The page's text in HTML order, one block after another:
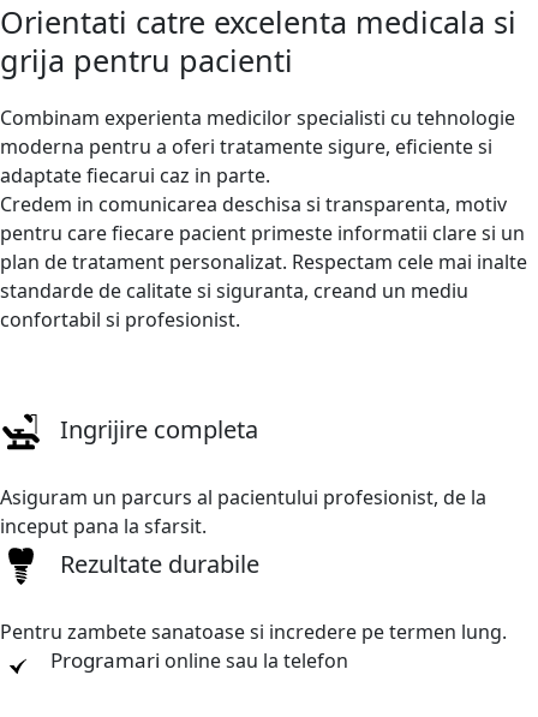
Orientati catre excelenta medicala si
grija pentru pacienti
Combinam experienta medicilor specialisti cu tehnologie
moderna pentru a oferi tratamente sigure, eficiente si
adaptate fiecarui caz in parte.
Credem in comunicarea deschisa si transparenta, motiv
pentru care fiecare pacient primeste informatii clare si un
plan de tratament personalizat. Respectam cele mai inalte
standarde de calitate si siguranta, creand un mediu
confortabil si profesionist.
Ingrijire completa
Asiguram un parcurs al pacientului profesionist, de la
inceput pana la sfarsit.
Rezultate durabile
Pentru zambete sanatoase si incredere pe termen lung.
Programari online sau la telefon